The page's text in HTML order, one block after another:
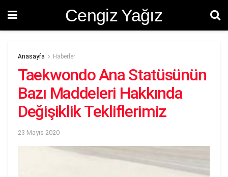
Cengiz Yağız
Anasayfa Haberler
Taekwondo Ana Statüsünün
Bazı Maddeleri Hakkında
Değişiklik Tekliflerimiz
23 Mayıs 2020